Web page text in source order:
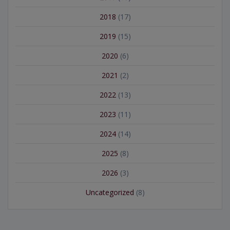
2018 (17)
2019 (15)
2020 (6)
2021 (2)
2022(13)
2023 (11)
2024(14)
2025 (8)
2026 (3)
Uncategorized (8)